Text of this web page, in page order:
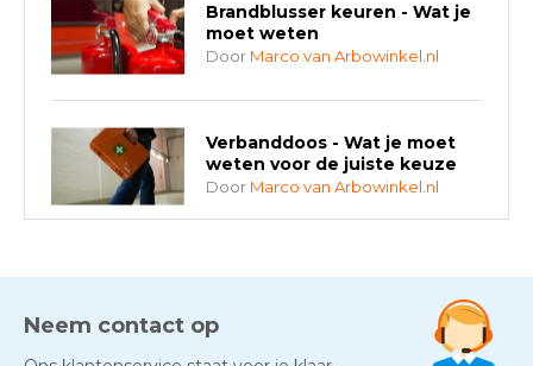
Brandblusser keuren - Wat je
moet weten
Door Marco van Arbowinkel.nl
Verbanddoos - Wat je moet
weten voor de juiste keuze
Door Marco van Arbowinkel.nl
AED-apparaten - Welke past
Door Marco van Arbowinkel.nl
Neem contact op